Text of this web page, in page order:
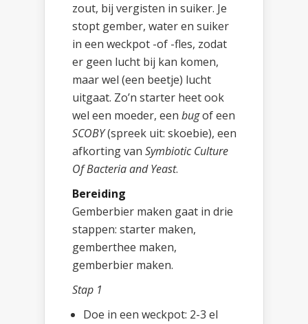
zout, bij vergisten in suiker. Je
stopt gember, water en suiker
in een weckpot -of -fles, zodat
er geen lucht bij kan komen,
maar wel (een beetje) lucht
uitgaat. Zo’n starter heet ook
wel een moeder, een bugof een
SCOBY(spreek uit: skoebie), een
afkorting van Symbiotic Culture
Of Bacteria and Yeast.
Bereiding
Gemberbier maken gaat in drie
stappen: starter maken,
gemberthee maken,
gemberbier maken.
Stap 1
Doe in een weckpot: 2-3 el